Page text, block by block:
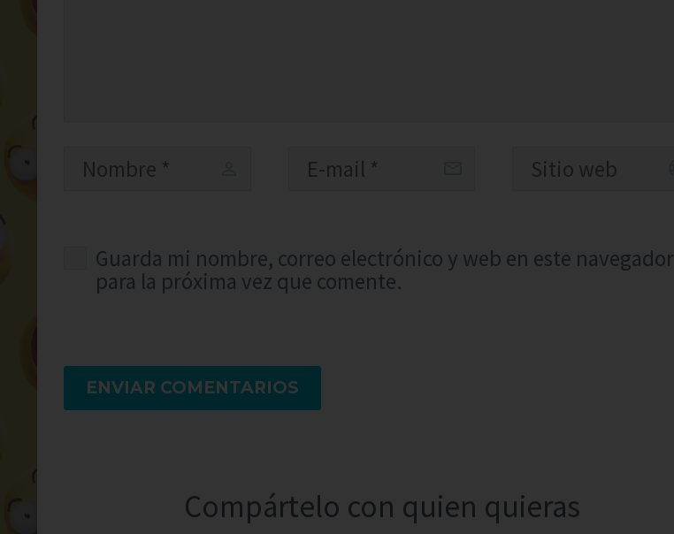
Guarda mi nombre, correo electrónico y web en este navegador
para la próxima vez que comente.
ENVIAR COMENTARIOS
Compártelo con quien quieras